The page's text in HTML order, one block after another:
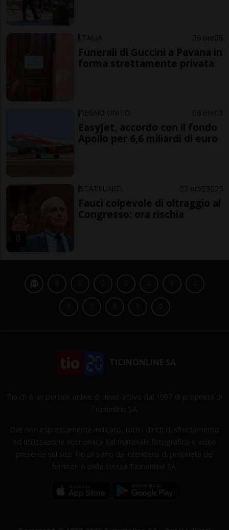
ITALIA 6 ore 8
Funerali di Guccini a Pavana in
forma strettamente privata
REGNO UNITO 6 ore 3
EasyJet, accordo con il fondo
Apollo per 6,6 miliardi di euro
STATI UNITI 7 ore 3 25
Fauci colpevole di oltraggio al
Congresso: ora rischia